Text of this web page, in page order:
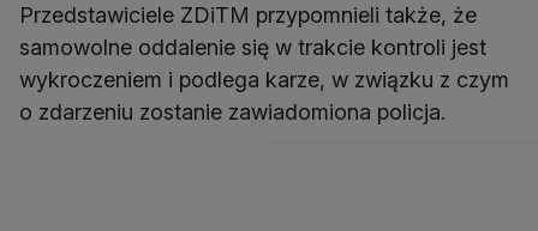
Przedstawiciele ZDiTM przypomnieli także, że
samowolne oddalenie się w trakcie kontroli jest
wykroczeniem i podlega karze, w związku z czym
o zdarzeniu zostanie zawiadomiona policja.